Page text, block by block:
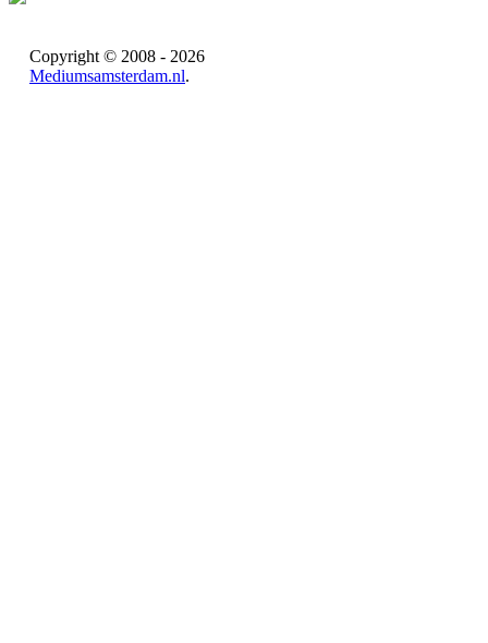
Copyright © 2008 - 2026
Mediumsamsterdam.nl.